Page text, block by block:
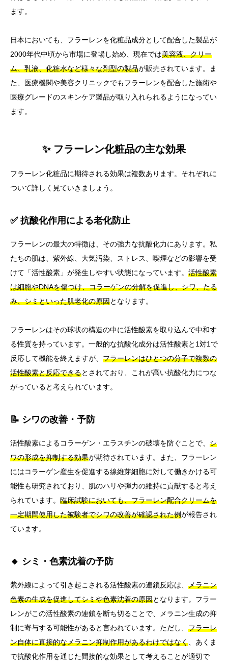
ます。
日本においても、フラーレンを化粧品成分として配合した製品が
2000年代中頃から市場に登場し始め、現在では美容液、クリー
ム、乳液、化粧水など様々な剤型の製品が販売されています。ま
た、医療機関や美容クリニックでもフラーレンを配合した施術や
医療グレードのスキンケア製品が取り入れられるようになってい
ます。
✨ フラーレン化粧品の主な効果
フラーレン化粧品に期待される効果は複数あります。それぞれに
ついて詳しく見ていきましょう。
✅ 抗酸化作用による老化防止
フラーレンの最大の特徴は、その強力な抗酸化力にあります。私
たちの肌は、紫外線、大気汚染、ストレス、喫煙などの影響を受
けて「活性酸素」が発生しやすい状態になっています。 活性酸素
は細胞やDNAを傷つけ、コラーゲンの分解を促進し、シワ、たる
み、シミといった肌老化の原因となります。
フラーレンはその球状の構造の中に活性酸素を取り込んで中和す
る性質を持っています。一般的な抗酸化成分は活性酸素と1対1で
反応して機能を終えますが、 フラーレンはひとつの分子で複数の
活性酸素と反応できるとされており、これが高い抗酸化力につな
がっていると考えられています。
📝 シワの改善・予防
活性酸素によるコラーゲン・エラスチンの破壊を防ぐことで、 シ
ワの形成を抑制する効果が期待されています。また、フラーレン
にはコラーゲン産生を促進する線維芽細胞に対して働きかける可
能性も研究されており、肌のハリや弾力の維持に貢献すると考え
られています。 臨床試験においても、フラーレン配合クリームを
一定期間使用した被験者でシワの改善が確認された例が報告され
ています。
🔸 シミ・色素沈着の予防
紫外線によって引き起こされる活性酸素の連鎖反応は、 メラニン
色素の生成を促進してシミや色素沈着の原因となります。フラー
レンがこの活性酸素の連鎖を断ち切ることで、メラニン生成の抑
制に寄与する可能性があると言われています。ただし、 フラーレ
ン自体に直接的なメラニン抑制作用があるわけではなく 、あくま
で抗酸化作用を通じた間接的な効果として考えることが適切で